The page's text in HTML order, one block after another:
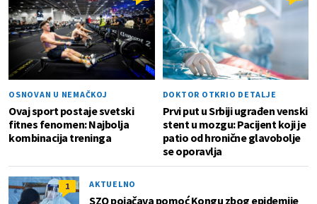
OSNOVAN U NEMAČKOJ
Ovaj sport postaje svetski
fitnes fenomen: Najbolja
kombinacija treninga
DOKTOR OTKRIO DETALJE
Prvi put u Srbiji ugrađen venski
stent u mozgu: Pacijent koji je
patio od hronične glavobolje
se oporavlja
1 AKTUELNO
SZO pojačava pomoć Kongu zbog epidemije